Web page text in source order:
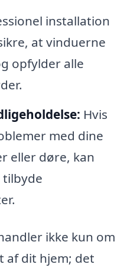
installation
at vinduerne
opfylder alle
Hvis
med dine
eller døre, kan
tilbyde
ikke kun om
af dit hjem; det